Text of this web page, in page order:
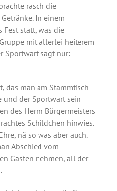
rasch die
In einem
Fest statt, was die
mit allerlei heiterem
Sportwart sagt nur:
das man am Stammtisch
und der Sportwart sein
des Herrn Bürgermeisters
Schildchen hinwies.
nä so was aber auch.
Abschied vom
Gästen nehmen, all der